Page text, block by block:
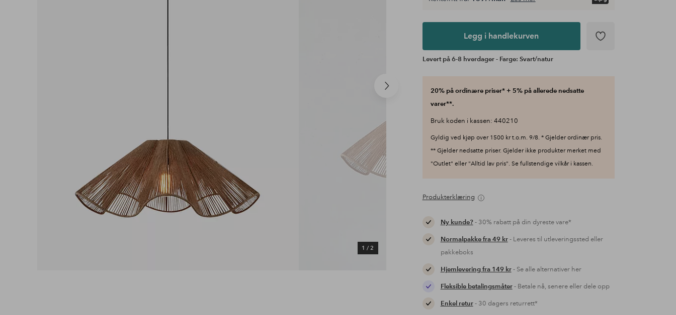
Neste
1 / 2
Legg i handlekurven
Levert på 6-8 hverdager - Farge: Svart/natur
20% på ordinære priser* + 5% på allerede nedsatte
varer**.
Bruk koden i kassen: 440210
Gyldig ved kjøp over 1500 kr t.o.m. 9/8. * Gjelder ordinær pris.
** Gjelder nedsatte priser. Gjelder ikke produkter merket med
"Outlet" eller "Alltid lav pris". Se fullstendige vilkår i kassen.
Produkterklæring
Ny kunde?- 30% rabatt på din dyreste vare*
Normalpakke fra 49 kr- Leveres til utleveringssted eller
pakkeboks
Hjemlevering fra 149 kr- Se alle alternativer her
Fleksible betalingsmåter- Betale nå, senere eller dele opp
Enkel retur- 30 dagers returrett*